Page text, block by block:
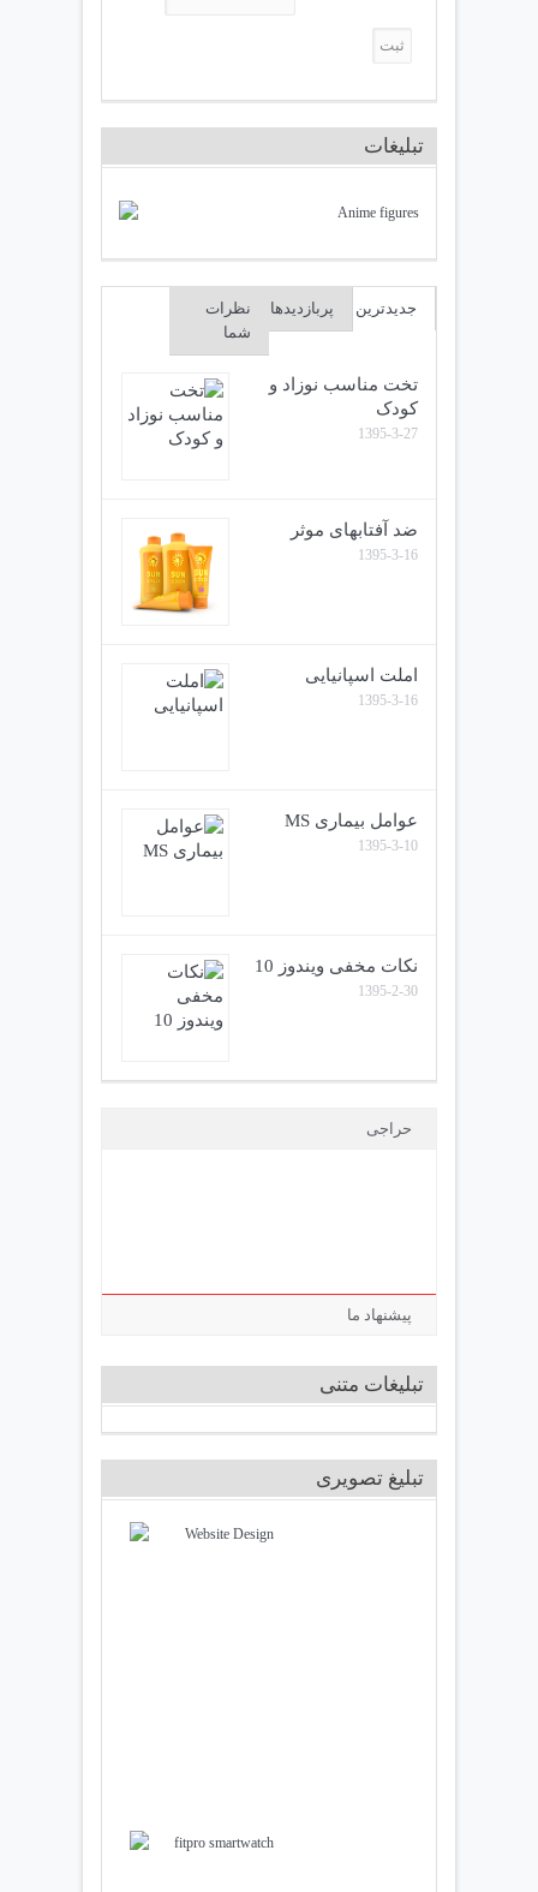
تبلیغات
جدیدترین پربازدیدها
نظرات
شما
تخت مناسب نوزاد و
کودک
1395-3-27
ضد آفتابهای موثر
1395-3-16
املت اسپانیایی
1395-3-16
عوامل بیماری MS
1395-3-10
نکات مخفی ویندوز 10
1395-2-30
حراجی
پیشنهاد ما
تبلیغات متنی
تبلیغ تصویری